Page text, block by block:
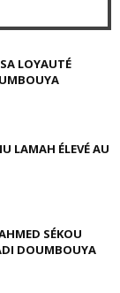
SA LOYAUTÉ
LAMAH ÉLEVÉ AU
SÉKOU
DOUMBOUYA